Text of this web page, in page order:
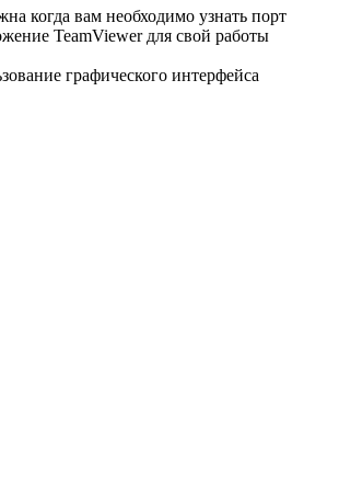
когда вам необходимо узнать порт
TeamViewer для свой работы
графического интерфейса